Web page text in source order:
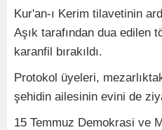
Kur'an-ı Kerim tilavetinin
Aşık tarafından dua edilen
karanfil bırakıldı.
Protokol üyeleri,
şehidin ailesinin evini de
15 Temmuz Demokrasi ve